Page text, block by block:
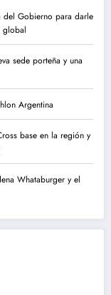
del Gobierno para darle
global
sede porteña y una
Argentina
base en la región y
Whataburger y el